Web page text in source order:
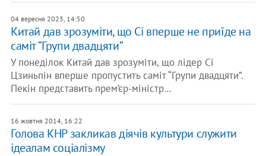
04 вересня 2023, 14:50
Китай дав зрозуміти, що Сі вперше не приїде на
саміт “Групи двадцяти”
У понеділок Китай дав зрозуміти, що лідер Сі
Цзиньпін вперше пропустить саміт “Групи двадцяти”.
Пекін представить прем’єр-міністр…
16 жовтня 2014, 16:22
Голова КНР закликав діячів культури служити
ідеалам соціалізму